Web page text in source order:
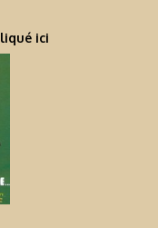
ici